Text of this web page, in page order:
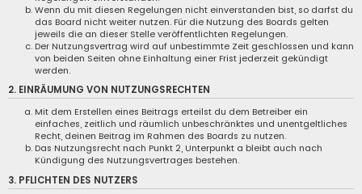
Wenn du mit diesen Regelungen nicht einverstanden bist, so darfst du
das Board nicht weiter nutzen. Für die Nutzung des Boards gelten
jeweils die an dieser Stelle veröffentlichten Regelungen.
Der Nutzungsvertrag wird auf unbestimmte Zeit geschlossen und kann
von beiden Seiten ohne Einhaltung einer Frist jederzeit gekündigt
werden.
2. EINRÄUMUNG VON NUTZUNGSRECHTEN
Mit dem Erstellen eines Beitrags erteilst du dem Betreiber ein
einfaches, zeitlich und räumlich unbeschränktes und unentgeltliches
Recht, deinen Beitrag im Rahmen des Boards zu nutzen.
Das Nutzungsrecht nach Punkt 2, Unterpunkt a bleibt auch nach
Kündigung des Nutzungsvertrages bestehen.
3. PFLICHTEN DES NUTZERS